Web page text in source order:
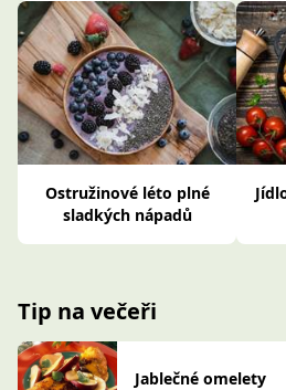
Ostružinové léto plné
sladkých nápadů
Tip na večeři
Jablečné omelety